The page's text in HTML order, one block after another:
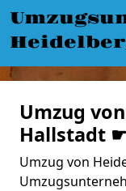
Umzug
Hallstadt
Umzug von